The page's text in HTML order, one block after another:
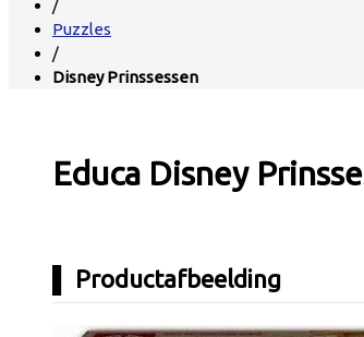
/
Puzzles
/
Disney Prinssessen
Educa Disney
Productafbeelding